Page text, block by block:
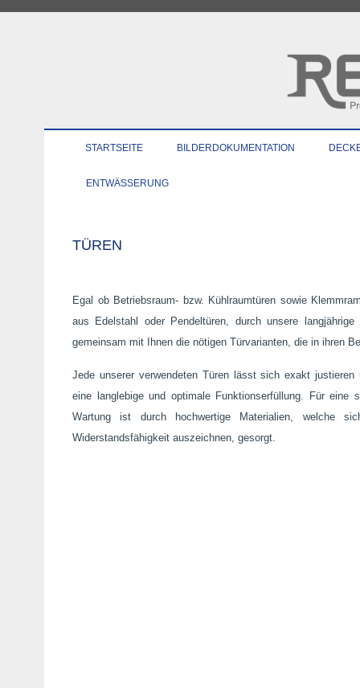
STARTSEITE BILDERDOKUMENTATION
ENTWÄSSERUNG
TÜREN
Egal ob Betriebsraum- bzw. Kühlraumtüren sowie
aus Edelstahl oder Pendeltüren, durch unsere langjährige
gemeinsam mit Ihnen die nötigen Türvarianten, die in ihren
Jede unserer verwendeten Türen lässt sich exakt justieren
eine langlebige und optimale Funktionserfüllung. Für eine
Wartung ist durch hochwertige Materialien, welche
Widerstandsfähigkeit auszeichnen, gesorgt.